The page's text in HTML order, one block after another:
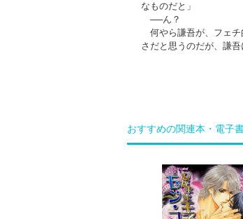
なものだと」
──ん？
何やら謙吾が、フェチ
さだと思うのだが、謙吾
おすすめの関連本・電子